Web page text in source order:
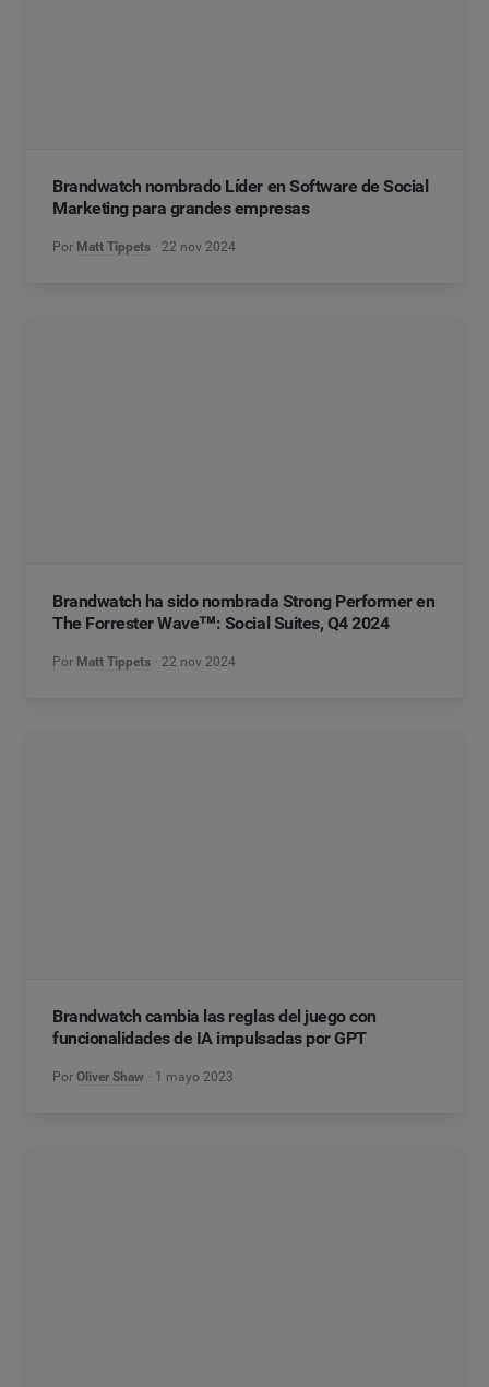
Brandwatch nombrado Líder en Software de Social
Marketing para grandes empresas
Por Matt Tippets 22 nov 2024
Brandwatch ha sido nombrada Strong Performer en
The Forrester Wave™: Social Suites, Q4 2024
Por Matt Tippets 22 nov 2024
Brandwatch cambia las reglas del juego con
funcionalidades de IA impulsadas por GPT
Por Oliver Shaw 1 mayo 2023